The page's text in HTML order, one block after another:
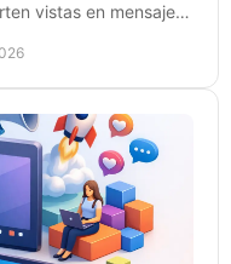
vistas en mensajes,